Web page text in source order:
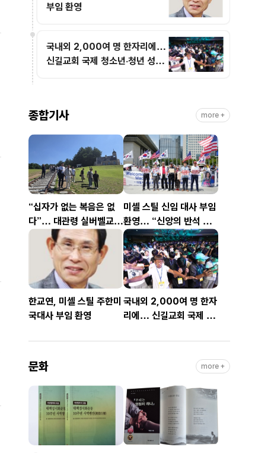
부임 환영
국내외 2,000여 명 한자리에…
신길교회 국제 청소년·청년 성령
종합기사 more +
“십자가 없는 복음은 없
다”… 대관령 실버벨교회
김은호 목사 특별초청예
미셸 스틸 신임 대사 부임
환영… “신앙의 반석 위
에 한미동맹 새 도약 기
대”
한교연, 미셸 스틸 주한미
국대사 부임 환영
국내외 2,000여 명 한자
리에… 신길교회 국제 청
성료
문화 more +